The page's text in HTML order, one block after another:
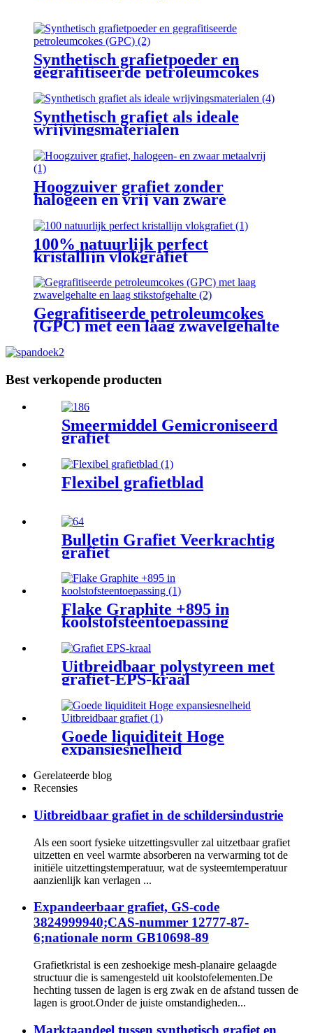
Synthetisch grafietpoeder en
gegrafitiseerde petroleumcokes
(GPC)
Synthetisch grafiet als ideale
wrijvingsmaterialen
Hoogzuiver grafiet zonder
halogeen en vrij van zware
metalen
100% natuurlijk perfect
kristallijn vlokgrafiet
Gegrafitiseerde petroleumcokes
(GPC) met een laag zwavelgehalte
Best verkopende producten
Smeermiddel Gemicroniseerd
grafiet
Flexibel grafietblad
Bulletin Grafiet Veerkrachtig
grafiet
Flake Graphite +895 in
koolstofsteentoepassing
Uitbreidbaar polystyreen met
grafiet-EPS-kraal
Goede liquiditeit Hoge
expansiesnelheid
Gerelateerde blog
Recensies
Uitbreidbaar grafiet in de schildersindustrie
Als een soort fysieke uitzettingsvuller zal uitzetbaar grafiet
uitzetten en veel warmte absorberen na verwarming tot de
initiële uitzettingstemperatuur, wat de systeemtemperatuur
aanzienlijk kan verlagen ...
Expandeerbaar grafiet, GS-code
3824999940;CAS-nummer 12777-87-
6;nationale norm GB10698-89
Grafietkristal is een zeshoekige mesh-planaire gelaagde
structuur die is samengesteld uit koolstofelementen.De
hechting tussen de lagen is erg zwak en de afstand tussen de
lagen is groot.Onder de juiste omstandigheden...
Marktaandeel tussen synthetisch grafiet en